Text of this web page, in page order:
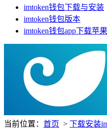
imtoken钱包下载与安装
imtoken钱包版本
imtoken钱包app下载苹
当前位置： 首页 > 下载安装